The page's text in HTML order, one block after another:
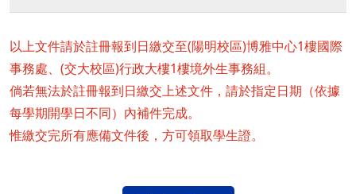
以上文件請於註冊報到日繳交至(陽明校區)博雅中心1樓國際
事務處、(交大校區)行政大樓1樓境外生事務組。
倘若無法於註冊報到日繳交上述文件，請於指定日期（依據
每學期開學日不同）內補件完成。
惟繳交完所有應備文件後，方可領取學生證。